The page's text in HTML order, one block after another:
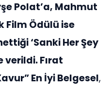
Polat’a, Mahmut
Film Ödülü ise
‘Sanki Her Şey
verildi.Fırat
En İyi Belgesel,